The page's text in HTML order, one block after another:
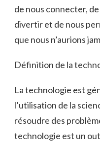
de nous connecter,
divertir et de nous
que nous n’aurions
Définition de la
La technologie est
l’utilisation de la
résoudre des
technologie est un